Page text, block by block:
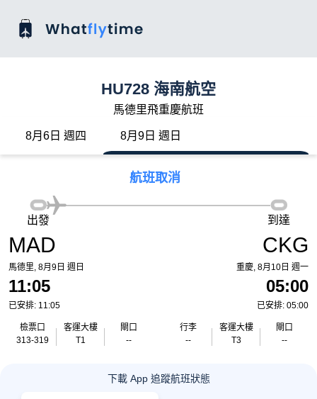
HU728 海南航空
馬德里飛重慶航班
8月6日 週四 8月9日 週日
航班取消
MAD
馬德里, 8月9日 週日
11:05
已安排: 11:05
檢票口
313-319
客運大樓
T1
閘口
--
出發 到達
CKG
重慶, 8月10日 週一
05:00
已安排: 05:00
行李
--
客運大樓
T3
閘口
--
下載 App 追蹤航班狀態